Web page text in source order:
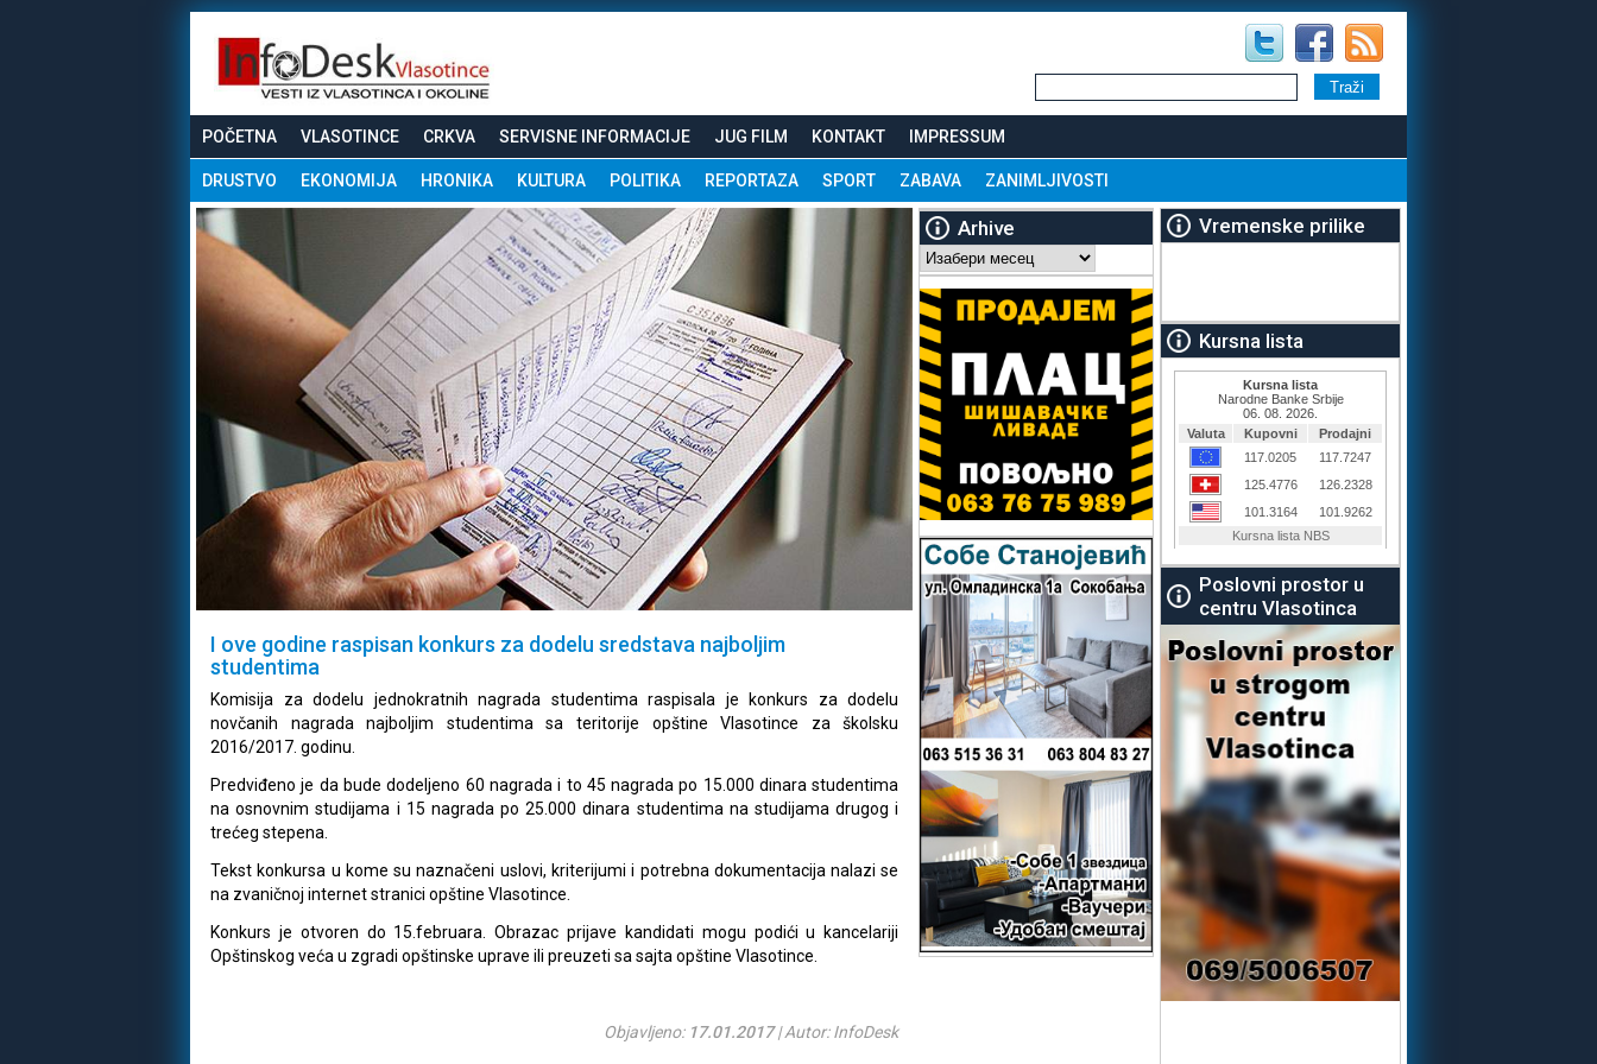
POČETNA VLASOTINCE CRKVA SERVISNE INFORMACIJE JUG FILM KONTAKT IMPRESSUM
DRUSTVO EKONOMIJA HRONIKA KULTURA POLITIKA REPORTAZA SPORT ZABAVA ZANIMLJIVOSTI
I ove godine raspisan konkurs za dodelu sredstava najboljim
studentima
Komisija za dodelu jednokratnih nagrada studentima raspisala je konkurs za dodelu
novčanih nagrada najboljim studentima sa teritorije opštine Vlasotince za školsku
2016/2017. godinu.
Predviđeno je da bude dodeljeno 60 nagrada i to 45 nagrada po 15.000 dinara studentima
na osnovnim studijama i 15 nagrada po 25.000 dinara studentima na studijama drugog i
trećeg stepena.
Tekst konkursa u kome su naznačeni uslovi, kriterijumi i potrebna dokumentacija nalazi se
na zvaničnoj internet stranici opštine Vlasotince.
Konkurs je otvoren do 15.februara. Obrazac prijave kandidati mogu podići u kancelariji
Opštinskog veća u zgradi opštinske uprave ili preuzeti sa sajta opštine Vlasotince.
Objavljeno: 17.01.2017| Autor: InfoDesk
Arhive
Arhive
Vremenske prilike
Kursna lista
Poslovni prostor u
centru Vlasotinca